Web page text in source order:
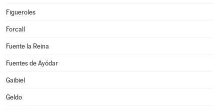
Figueroles
Forcall
Fuente la Reina
Fuentes de Ayódar
Gaibiel
Geldo